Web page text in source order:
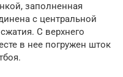
заполненная
с центральной
С верхнего
в нее погружен шток